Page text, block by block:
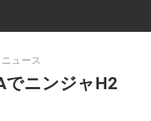
バ
ュース
ニンジャH2